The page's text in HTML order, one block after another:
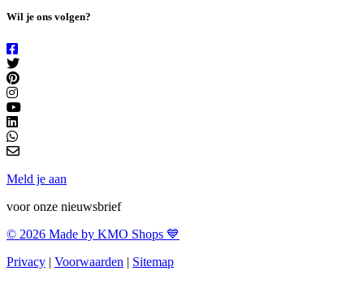
Wil je ons volgen?
Meld je aan
voor onze nieuwsbrief
© 2026 Made by KMO Shops 💙
Privacy | Voorwaarden | Sitemap